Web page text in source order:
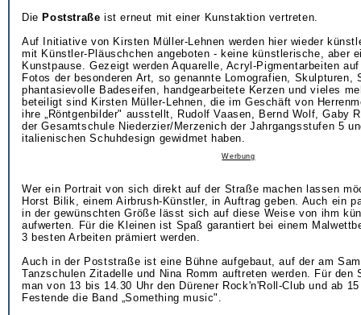
Die Poststraße ist erneut mit einer Kunstaktion vertreten.
Auf Initiative von Kirsten Müller-Lehnen werden hier wieder
mit Künstler-Pläuschchen angeboten - keine künstlerische, aber
Kunstpause. Gezeigt werden Aquarelle, Acryl-Pigmentarbeiten
Fotos der besonderen Art, so genannte Lomografien, Skulpturen,
phantasievolle Badeseifen, handgearbeitete Kerzen und vieles
beteiligt sind Kirsten Müller-Lehnen, die im Geschäft von
ihre „Röntgenbilder" ausstellt, Rudolf Vaasen, Bernd Wolf, Gaby
der Gesamtschule Niederzier/Merzenich der Jahrgangsstufen 5
italienischen Schuhdesign gewidmet haben.
Werbung
Wer ein Portrait von sich direkt auf der Straße machen lassen
Horst Bilik, einem Airbrush-Künstler, in Auftrag geben. Auch ein
in der gewünschten Größe lässt sich auf diese Weise von ihm
aufwerten. Für die Kleinen ist Spaß garantiert bei einem
3 besten Arbeiten prämiert werden.
Auch in der Poststraße ist eine Bühne aufgebaut, auf der am
Tanzschulen Zitadelle und Nina Romm auftreten werden. Für den
man von 13 bis 14.30 Uhr den Dürener Rock'n'Roll-Club und ab
Festende die Band „Something music".